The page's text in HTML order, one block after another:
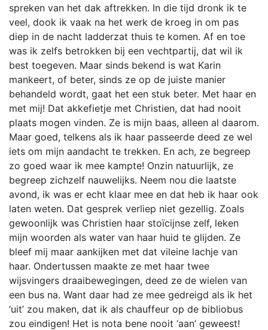
spreken van het dak aftrekken. In die tijd dronk ik te
veel, dook ik vaak na het werk de kroeg in om pas
diep in de nacht ladderzat thuis te komen. Af en toe
was ik zelfs betrokken bij een vechtpartij, dat wil ik
best toegeven. Maar sinds bekend is wat Karin
mankeert, of beter, sinds ze op de juiste manier
behandeld wordt, gaat het een stuk beter. Met haar en
met mij! Dat akkefietje met Christien, dat had nooit
plaats mogen vinden. Ze is mijn baas, alleen al daarom.
Maar goed, telkens als ik haar passeerde deed ze wel
iets om mijn aandacht te trekken. En ach, ze begreep
zo goed waar ik mee kampte! Onzin natuurlijk, ze
begreep zichzelf nauwelijks. Neem nou die laatste
avond, ik was er echt klaar mee en dat heb ik haar ook
laten weten. Dat gesprek verliep niet gezellig. Zoals
gewoonlijk was Christien haar stoïcijnse zelf, leken
mijn woorden als water van haar huid te glijden. Ze
bleef mij maar aankijken met dat vileine lachje van
haar. Ondertussen maakte ze met haar twee
wijsvingers draaibewegingen, deed ze de wielen van
een bus na. Want daar had ze mee gedreigd als ik het
‘uit’ zou maken, dat ik als chauffeur op de bibliobus
zou eindigen! Het is nota bene nooit ‘aan’ geweest!